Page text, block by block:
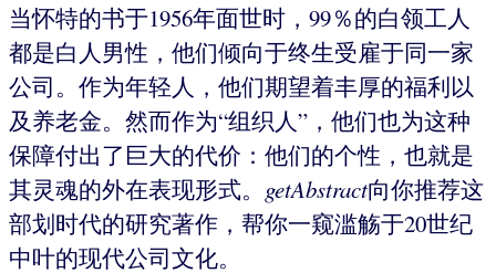
当怀特的书于1956年面世时，99％的白领工人
都是白人男性，他们倾向于终生受雇于同一家
公司。作为年轻人，他们期望着丰厚的福利以
及养老金。然而作为“组织人”，他们也为这种
保障付出了巨大的代价：他们的个性，也就是
其灵魂的外在表现形式。 getAbstract向你推荐这
部划时代的研究著作，帮你一窥滥觞于20世纪
中叶的现代公司文化。